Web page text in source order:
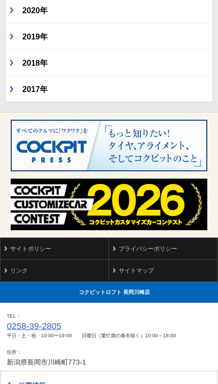
2020年
2019年
2018年
2017年
サイトポリシー プライバシーポリシー
リンク サイトマップ
コクピットロフト 長岡川崎店
TEL
0258-39-2805
平日・土・祝 10:00〜19:00 日曜日（繁忙期の春冬除く）10:00～18:00
住所
新潟県長岡市川崎町773-1